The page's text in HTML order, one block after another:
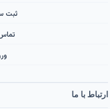
ثبت
ارتباط با ما